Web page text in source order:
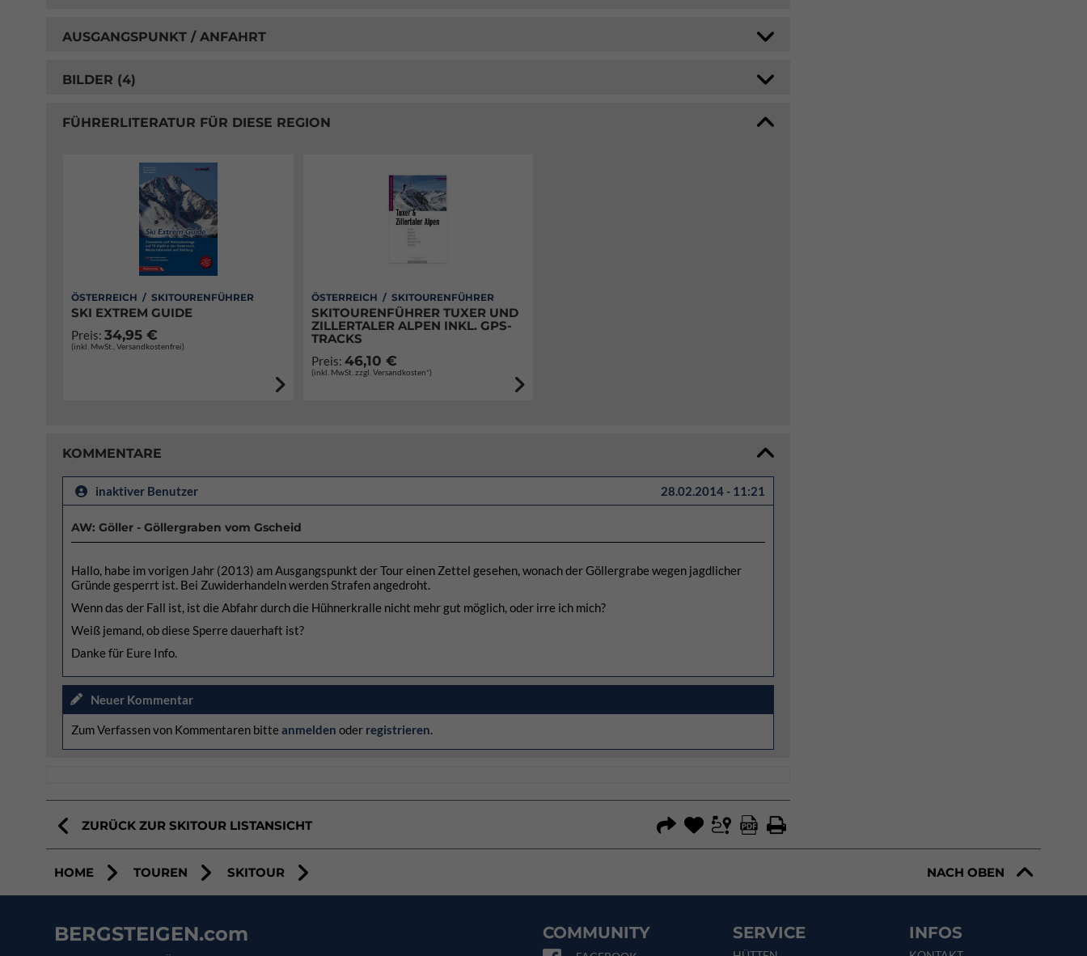
AUSGANGSPUNKT / ANFAHRT
BILDER (4)
FÜHRERLITERATUR FÜR DIESE REGION
ÖSTERREICH / SKITOURENFÜHRER
SKI EXTREM GUIDE
Preis: 34,95 €
(inkl. MwSt., Versandkostenfrei)
ÖSTERREICH / SKITOURENFÜHRER
SKITOURENFÜHRER TUXER UND
ZILLERTALER ALPEN INKL. GPS-
TRACKS
Preis: 46,10 €
(inkl. MwSt. zzgl. Versandkosten*)
KOMMENTARE
inaktiver Benutzer 28.02.2014 - 11:21
AW: Göller - Göllergraben vom Gscheid
Hallo, habe im vorigen Jahr (2013) am Ausgangspunkt der Tour einen Zettel gesehen, wonach der Göllergrabe wegen jagdlicher
Gründe gesperrt ist. Bei Zuwiderhandeln werden Strafen angedroht.
Wenn das der Fall ist, ist die Abfahr durch die Hühnerkralle nicht mehr gut möglich, oder irre ich mich?
Weiß jemand, ob diese Sperre dauerhaft ist?
Danke für Eure Info.
Neuer Kommentar
Zum Verfassen von Kommentaren bitte anmelden oder registrieren.
ZURÜCK ZUR SKITOUR LISTANSICHT
HOME TOUREN SKITOUR NACH OBEN
BERGSTEIGEN.com COMMUNITY SERVICE INFOS